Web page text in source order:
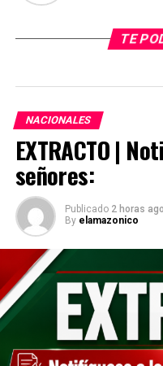
TE
NACIONALES
EXTRACTO |
señores:
Publicado 2 horas ago
By elamazonico